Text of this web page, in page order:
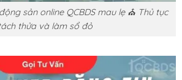
sản online QCBDS mau lẹ ⛪ Thủ tục
thửa và làm sổ đỏ